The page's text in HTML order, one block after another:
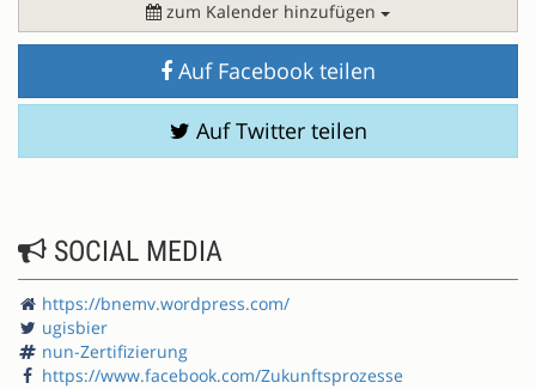
zum Kalender hinzufügen
Auf Facebook teilen
Auf Twitter teilen
SOCIAL MEDIA
https://bnemv.wordpress.com/
ugisbier
nun-Zertifizierung
https://www.facebook.com/Zukunftsprozesse